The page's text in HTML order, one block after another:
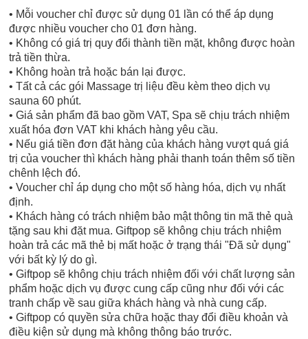
• Mỗi voucher chỉ được sử dụng 01 lần có thể áp dụng
được nhiều voucher cho 01 đơn hàng.
• Không có giá trị quy đổi thành tiền mặt, không được hoàn
trả tiền thừa.
• Không hoàn trả hoặc bán lại được.
• Tất cả các gói Massage trị liệu đều kèm theo dịch vụ
sauna 60 phút.
• Giá sản phẩm đã bao gồm VAT, Spa sẽ chịu trách nhiệm
xuất hóa đơn VAT khi khách hàng yêu cầu.
• Nếu giá tiền đơn đặt hàng của khách hàng vượt quá giá
trị của voucher thì khách hàng phải thanh toán thêm số tiền
chênh lệch đó.
• Voucher chỉ áp dụng cho một số hàng hóa, dịch vụ nhất
định.
• Khách hàng có trách nhiệm bảo mật thông tin mã thẻ quà
tặng sau khi đặt mua. Giftpop sẽ không chịu trách nhiệm
hoàn trả các mã thẻ bị mất hoặc ở trạng thái "Đã sử dụng"
với bất kỳ lý do gì.
• Giftpop sẽ không chịu trách nhiệm đối với chất lượng sản
phẩm hoặc dịch vụ được cung cấp cũng như đối với các
tranh chấp về sau giữa khách hàng và nhà cung cấp.
• Giftpop có quyền sửa chữa hoặc thay đổi điều khoản và
điều kiện sử dụng mà không thông báo trước.